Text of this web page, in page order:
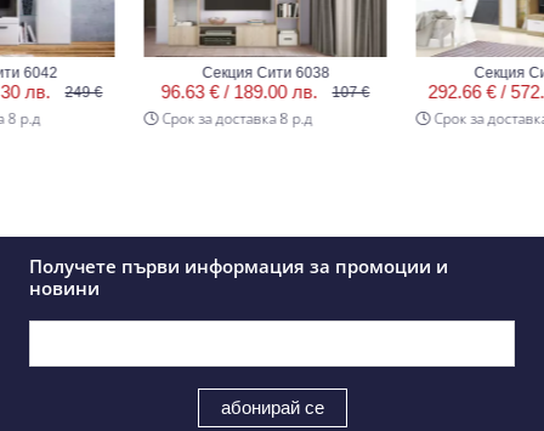
249 €
Секция Сити 6038
96.63 € /189.00 лв. 107 €
Срок за доставка 8 р.д
Секция Сити
292.66 € /572.40
Срок за доставка 8
Получете първи информация за промоции и
новини